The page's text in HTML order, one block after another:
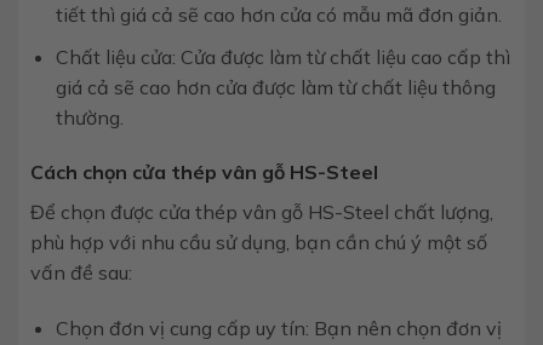
tiết thì giá cả sẽ cao hơn cửa có mẫu mã đơn giản.
Chất liệu cửa: Cửa được làm từ chất liệu cao cấp thì
giá cả sẽ cao hơn cửa được làm từ chất liệu thông
thường.
Cách chọn cửa thép vân gỗ HS-Steel
Để chọn được cửa thép vân gỗ HS-Steel chất lượng,
phù hợp với nhu cầu sử dụng, bạn cần chú ý một số
vấn đề sau:
Chọn đơn vị cung cấp uy tín: Bạn nên chọn đơn vị